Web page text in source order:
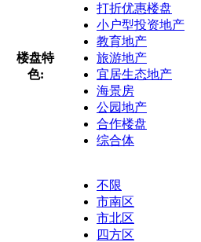
楼盘特
色:
打折优惠楼盘
小户型投资地产
教育地产
旅游地产
宜居生态地产
海景房
公园地产
合作楼盘
综合体
不限
市南区
市北区
四方区